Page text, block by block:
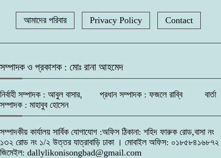
আমাদের পরিবার Privacy Policy Contact
সম্পাদক ও প্রকাশক : মোঃ রানা আহমেদ
নির্বাহী সম্পাদক : আবুল বাসার, প্রধান সম্পাদক : ফজলে রাব্বি বার্তা
সম্পাদক : মাহাবুব হোসেন
সম্পাদকীয় কার্যালয় সার্বিক যোগাযোগ :অফিস ঠিকানা: শহিদ ফারুক রোড,বাসা নং
১৩২ রোড নং ১/২ উত্তর যাত্রাবাড়ি ঢাকা । মোবাইল অফিস: ০১৮৫৮৪১৬৮৭২
জিমেইল: dallylikonisongbad@gmail.com